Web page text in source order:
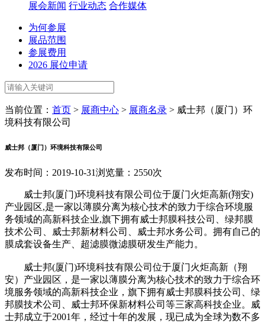
展会新闻 行业动态 合作媒体
为何参展
展品范围
参展费用
2026 展位申请
当前位置： 首页 > 展商中心 > 展商名录 > 威士邦（厦门）环
境科技有限公司
威士邦（厦门）环境科技有限公司
发布时间：2019-10-31浏览量：2550次
威士邦(厦门)环境科技有限公司位于厦门火炬高新(翔安)
产业园区,是一家以薄膜分离为核心技术的致力于综合环境服
务领域的高新科技企业,旗下拥有威士邦膜科技公司、绿邦膜
技术公司、威士邦新材料公司、威士邦水务公司。拥有自己的
膜成套设备生产、超滤膜微滤膜研发生产能力。
威士邦(厦门)环境科技有限公司位于厦门火炬高新（翔
安）产业园区，是一家以薄膜分离为核心技术的致力于综合环
境服务领域的高新科技企业，旗下拥有威士邦膜科技公司、绿
邦膜技术公司、威士邦环保新材料公司等三家高科技企业。威
士邦成立于2001年，经过十年的发展，现已成为全球为数不多